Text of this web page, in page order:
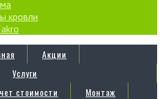
кровли
Акции
Услуги
стоимости
Монтаж